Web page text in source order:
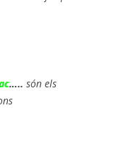
….. són els